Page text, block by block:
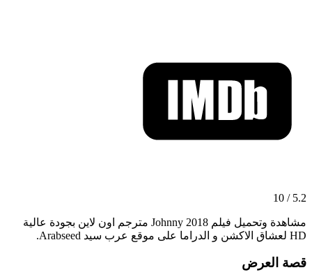
5.2 / 10
مشاهدة وتحميل فيلم Johnny 2018 مترجم اون لاين بجودة عالية
HD لعشاق الاكشن و الدراما على موقع عرب سيد Arabseed.
قصة العرض